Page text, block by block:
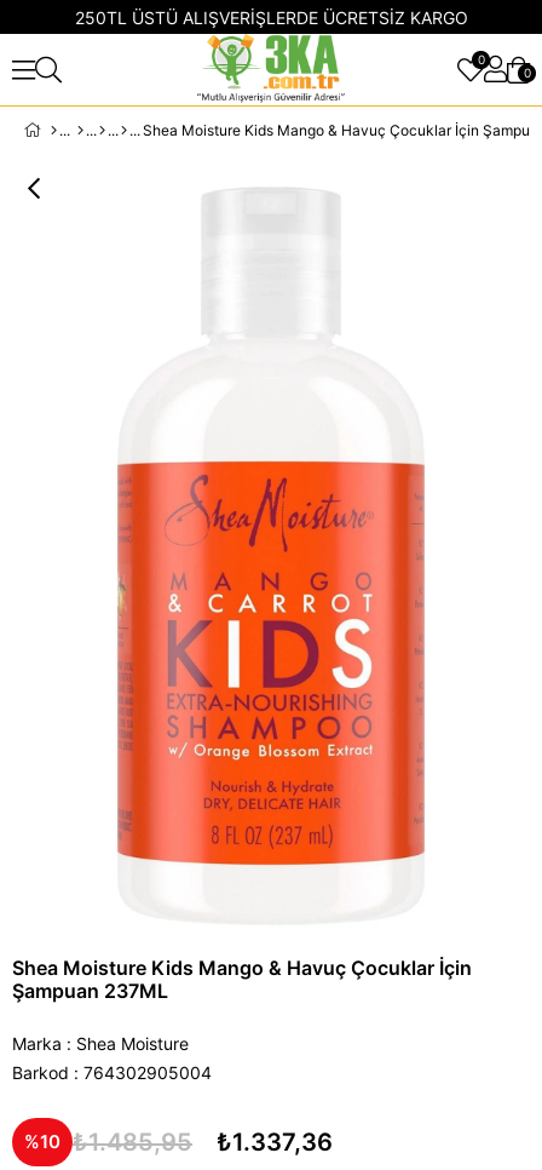
250TL ÜSTÜ ALIŞVERİŞLERDE ÜCRETSİZ KARGO
0
0
Shea Moisture Kids Mango & Havuç Çocuklar İçin
Şampuan 237ML
Marka : Shea Moisture
Barkod : 764302905004
10 ₺1.485,95 ₺1.337,36